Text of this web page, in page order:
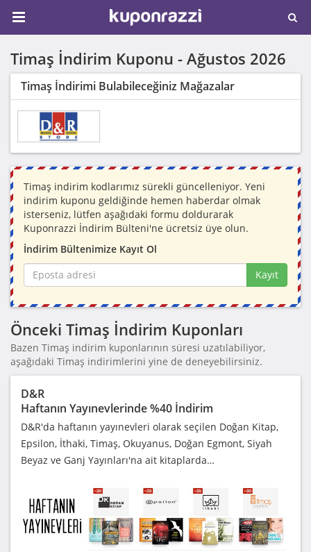
Timaş İndirim Kuponu - Ağustos 2026
Timaş İndirimi Bulabileceğiniz Mağazalar
Timaş indirim kodlarımız sürekli güncelleniyor. Yeni
indirim kuponu geldiğinde hemen haberdar olmak
isterseniz, lütfen aşağıdaki formu doldurarak
Kuponrazzi İndirim Bülteni'ne ücretsiz üye olun.
İndirim Bültenimize Kayıt Ol
Kayıt
Önceki Timaş İndirim Kuponları
Bazen Timaş indirim kuponlarının süresi uzatılabiliyor,
aşağıdaki Timaş indirimlerini yine de deneyebilirsiniz.
D&R
Haftanın Yayınevlerinde %40 İndirim
D&R'da haftanın yayınevleri olarak seçilen Doğan Kitap,
Epsilon, İthaki, Timaş, Okuyanus, Doğan Egmont, Siyah
Beyaz ve Ganj Yayınları'na ait kitaplarda…